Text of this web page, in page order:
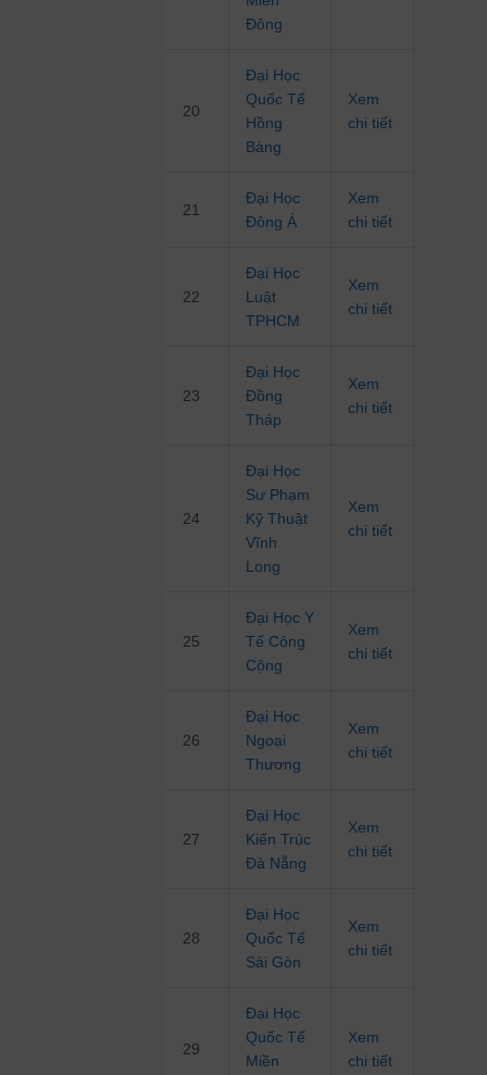
Đông
20
Đại Học
Quốc Tế
Hồng
Bàng
Xem
chi tiết
21
Đại Học
Đông Á
Xem
chi tiết
22
Đại Học
Luật
TPHCM
Xem
chi tiết
23
Đại Học
Đồng
Tháp
Xem
chi tiết
24
Đại Học
Sư Phạm
Kỹ Thuật
Vĩnh
Long
Xem
chi tiết
25
Đại Học Y
Tế Công
Cộng
Xem
chi tiết
26
Đại Học
Ngoại
Thương
Xem
chi tiết
27
Đại Học
Kiến Trúc
Đà Nẵng
Xem
chi tiết
28
Đại Học
Quốc Tế
Sài Gòn
Xem
chi tiết
29
Đại Học
Quốc Tế
Miền
Xem
chi tiết